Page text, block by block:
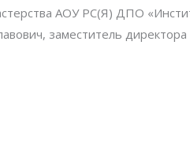
АОУ РС(Я) ДПО
заместитель